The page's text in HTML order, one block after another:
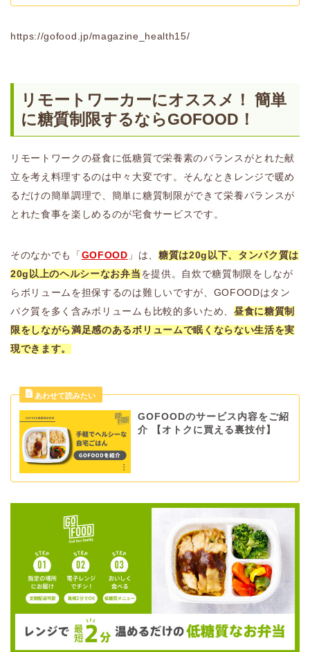
https://gofood.jp/magazine_health15/
リモートワーカーにオススメ！ 簡単
に糖質制限するならGOFOOD！
リモートワークの昼食に低糖質で栄養素のバランスがとれた献
立を考え料理するのは中々大変です。そんなときレンジで暖め
るだけの簡単調理で、簡単に糖質制限ができて栄養バランスが
とれた食事を楽しめるのが宅食サービスです。
そのなかでも「 GOFOOD 」は、 糖質は20g以下、タンパク質は
20g以上のヘルシーなお弁当 を提供。自炊で糖質制限をしなが
らボリュームを担保するのは難しいですが、GOFOODはタン
パク質を多く含みボリュームも比較的多いため、 昼食に糖質制
限をしながら満足感のあるボリュームで眠くならない生活を実
現できます。
GOFOODのサービス内容をご紹
介 【オトクに買える裏技付】